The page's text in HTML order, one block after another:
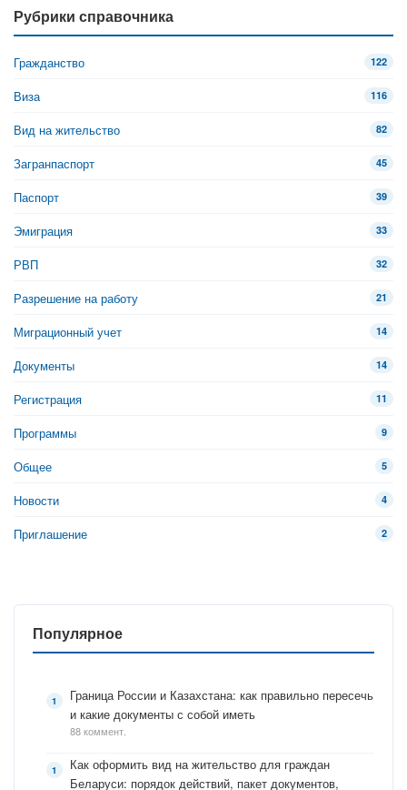
Рубрики справочника
Гражданство 122
Виза 116
Вид на жительство 82
Загранпаспорт 45
Паспорт 39
Эмиграция 33
РВП 32
Разрешение на работу 21
Миграционный учет 14
Документы 14
Регистрация 11
Программы 9
Общее 5
Новости 4
Приглашение 2
Популярное
Граница России и Казахстана: как правильно пересечь
и какие документы с собой иметь
88 коммент.
Как оформить вид на жительство для граждан
Беларуси: порядок действий, пакет документов,